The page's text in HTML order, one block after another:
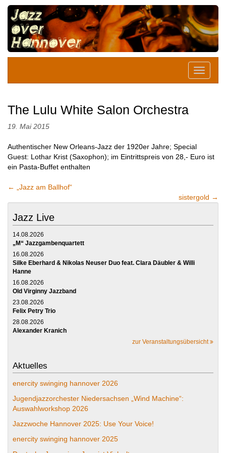
The Lulu White Salon Orchestra
19. Mai 2015
Authentischer New Orleans-Jazz der 1920er Jahre; Special
Guest: Lothar Krist (Saxophon); im Eintrittspreis von 28,- Euro ist
ein Pasta-Buffet enthalten
←
„Jazz am Ballhof“
sistergold →
Jazz Live
14.08.2026
„M“ Jazzgambenquartett
16.08.2026
Silke Eberhard & Nikolas Neuser Duo feat. Clara Däubler & Willi
Hanne
16.08.2026
Old Virginny Jazzband
23.08.2026
Felix Petry Trio
28.08.2026
Alexander Kranich
zur Veranstaltungsübersicht
Aktuelles
enercity swinging hannover 2026
Jugendjazzorchester Niedersachsen „Wind Machine“:
Auswahlworkshop 2026
Jazzwoche Hannover 2025: Use Your Voice!
enercity swinging hannover 2025